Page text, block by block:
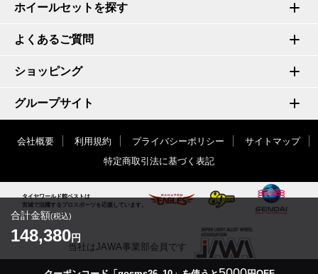
合計金額(税込)
148,380円
ホイールセットを探す
よくあるご質問
ショッピング
グループサイト
会社概要 利用規約 プライバシーポリシー
サイトマップ
特定商取引法に基づく表記
タイヤワールド館ベストは
宮城で活躍するプロスポーツを応援しています。
当社はJAWA事業部会員です